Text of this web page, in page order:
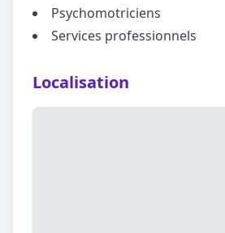
Psychomotriciens
Services professionnels
Localisation